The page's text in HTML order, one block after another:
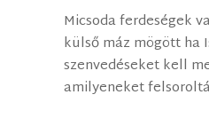
Micsoda ferdeségek
külső máz mögött ha
szenvedéseket kell
amilyeneket